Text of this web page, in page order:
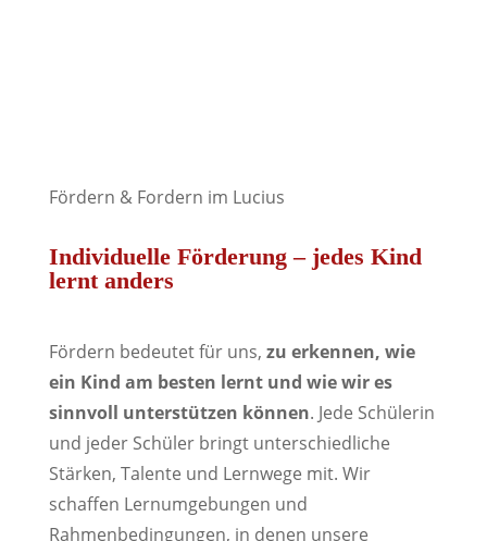
Fördern & Fordern im Lucius
Individuelle Förderung – jedes Kind
lernt anders
Fördern bedeutet für uns, zu erkennen, wie
ein Kind am besten lernt und wie wir es
sinnvoll unterstützen können. Jede Schülerin
und jeder Schüler bringt unterschiedliche
Stärken, Talente und Lernwege mit. Wir
schaffen Lernumgebungen und
Rahmenbedingungen, in denen unsere